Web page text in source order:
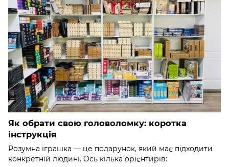
Як обрати свою головоломку: коротка
інструкція
Розумна іграшка — це подарунок, який має підходити
конкретній людині. Ось кілька орієнтирів: